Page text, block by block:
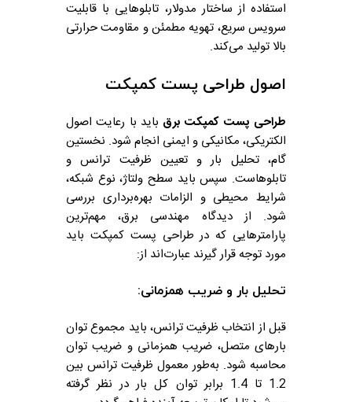
استفاده از ساختار مدولار، تابلوهایی با قابلیت
سرویس سریع، تهویه مطمئن و مقاومت حرارتی
بالا تولید می‌کند.
اصول طراحی پست کمپکت
طراحی پست کمپکت برق باید با رعایت اصول
الکتریکی، مکانیکی و ایمنی انجام شود. نخستین
گام، تحلیل بار و تعیین ظرفیت ترانس و
تابلوهاست. سپس باید سطح ولتاژ، نوع شبکه،
شرایط محیطی و الزامات بهره‌برداری بررسی
شود. از دیدگاه مهندسی برق، مهم‌ترین
پارامترهایی که در طراحی پست کمپکت باید
مورد توجه قرار گیرند عبارت‌اند از:
تحلیل بار و ضریب همزمانی:
قبل از انتخاب ظرفیت ترانس، باید مجموع توان
بارهای متصل، ضریب همزمانی و ضریب توان
محاسبه شود. به‌طور معمول ظرفیت ترانس بین
1.2 تا 1.4 برابر توان کل بار در نظر گرفته